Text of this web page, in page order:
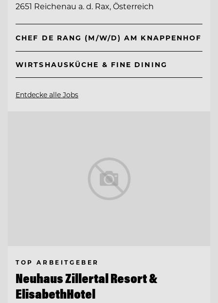
2651 Reichenau a. d. Rax, Österreich
CHEF DE RANG (M/W/D) AM KNAPPENHOF
WIRTSHAUSKÜCHE & FINE DINING
Entdecke alle Jobs
TOP ARBEITGEBER
Neuhaus Zillertal Resort &
ElisabethHotel